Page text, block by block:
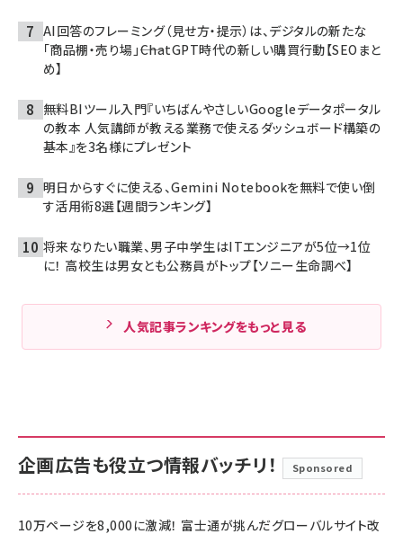
AI回答のフレーミング（見せ方・提示）は、デジタルの新たな
「商品棚・売り場」――ChatGPT時代の新しい購買行動【SEOまと
め】
無料BIツール入門『いちばんやさしいGoogleデータポータル
の教本 人気講師が教える業務で使えるダッシュボード構築の
基本』を3名様にプレゼント
明日からすぐに使える、Gemini Notebookを無料で使い倒
す活用術8選【週間ランキング】
将来なりたい職業、男子中学生はITエンジニアが5位→1位
に！ 高校生は男女とも公務員がトップ【ソニー生命調べ】
人気記事ランキングをもっと見る
企画広告も役立つ情報バッチリ！ Sponsored
10万ページを8,000に激減！ 富士通が挑んだグローバルサイト改